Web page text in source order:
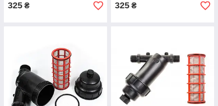
325 ₴ 325 ₴